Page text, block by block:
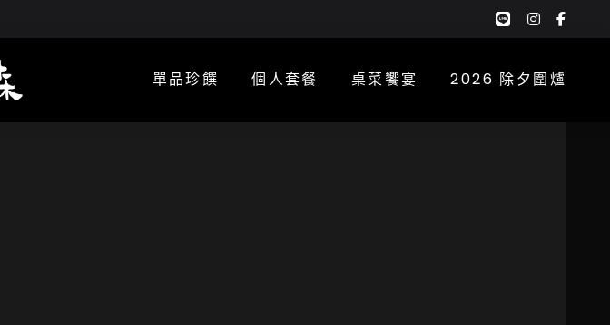
google-
plus-
單品珍饌 個人套餐 桌菜饗宴 2026 除夕圍爐